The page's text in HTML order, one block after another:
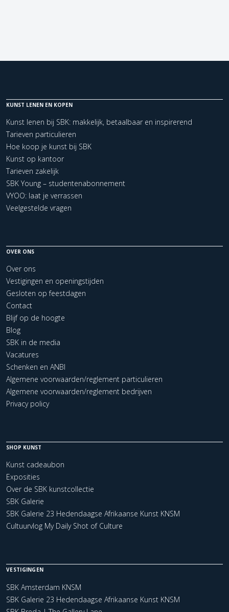
KUNST LENEN EN KOPEN
Kunst lenen bij SBK: makkelijk, betaalbaar en inspirerend
Tarieven particulieren
Hoe koop je kunst bij SBK
Kunst op kantoor
Tarieven zakelijk
SBK Young – studentenabonnement
VYOO: laat je verrassen
Veelgestelde vragen
OVER ONS
Over ons
Vestigingen en openingstijden
Gesloten op feestdagen
Contact
Blijf op de hoogte
Blog
SBK in de media
Vacatures
Schenken en ANBI
Algemene voorwaarden/reglement particulieren
Algemene voorwaarden/reglement bedrijven
Privacy policy
SHOP KUNST
Kunst cadeaubon
Exposities
Over de SBK kunstcollectie
SBK Galerie
SBK Galerie 23 Hedendaagse Afrikaanse Kunst KNSM
Cultuurvlog My Daily Shot of Culture
VESTIGINGEN
SBK Amsterdam KNSM
SBK Galerie 23 Hedendaagse Afrikaanse Kunst KNSM